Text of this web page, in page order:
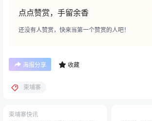
点点赞赏，手留余香
还没有人赞赏，快来当第一个赞赏的人吧！
海报分享 收藏
柬埔寨
柬埔寨快讯